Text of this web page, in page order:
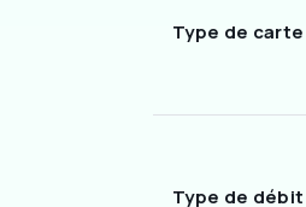
Type de carte
Type de débit